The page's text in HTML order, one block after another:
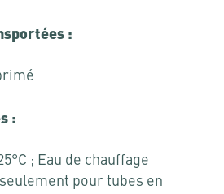
:
:
; Eau de chauffage
pour tubes en